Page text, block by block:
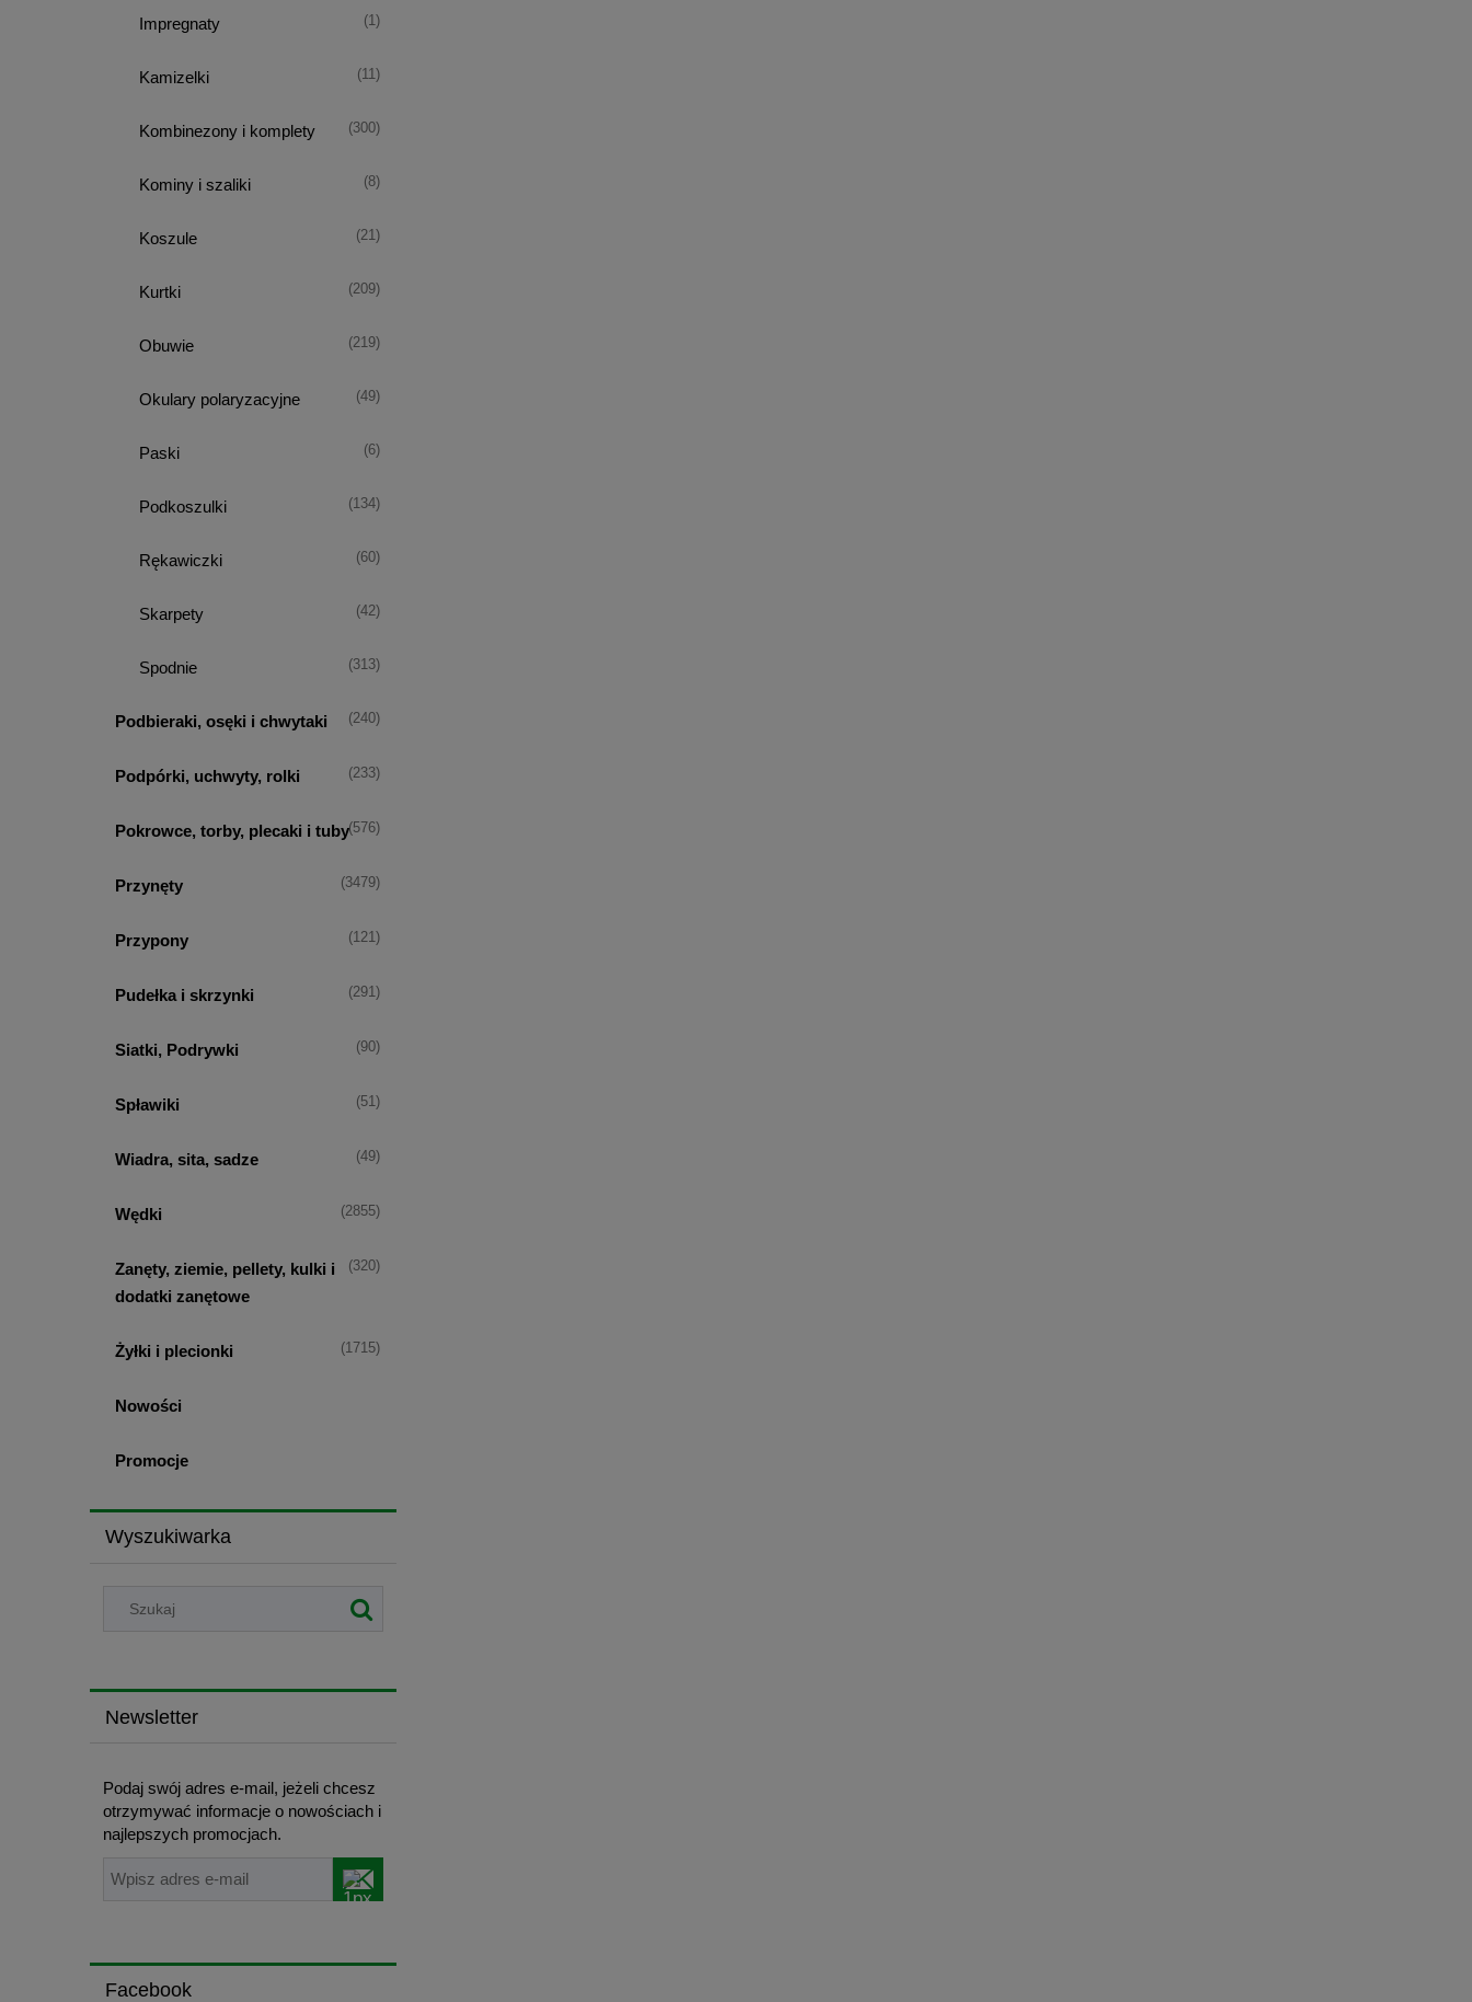
Impregnaty (1)
Kamizelki (11)
Kombinezony i komplety (300)
Kominy i szaliki (8)
Koszule (21)
Kurtki (209)
Obuwie (219)
Okulary polaryzacyjne (49)
Paski (6)
Podkoszulki (134)
Rękawiczki (60)
Skarpety (42)
Spodnie (313)
Podbieraki, osęki i chwytaki (240)
Podpórki, uchwyty, rolki (233)
Pokrowce, torby, plecaki i tuby(576)
Przynęty (3479)
Przypony (121)
Pudełka i skrzynki (291)
Siatki, Podrywki (90)
Spławiki (51)
Wiadra, sita, sadze (49)
Wędki (2855)
Zanęty, ziemie, pellety, kulki i
dodatki zanętowe
(320)
Żyłki i plecionki (1715)
Nowości
Promocje
Wyszukiwarka
Newsletter
Podaj swój adres e-mail, jeżeli chcesz
otrzymywać informacje o nowościach i
najlepszych promocjach.
Facebook